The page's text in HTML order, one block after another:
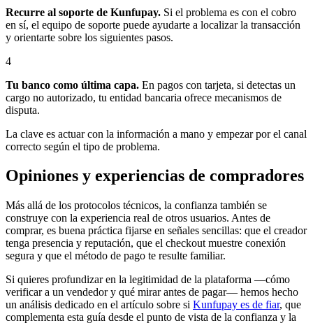
Recurre al soporte de Kunfupay. Si el problema es con el cobro
en sí, el equipo de soporte puede ayudarte a localizar la transacción
y orientarte sobre los siguientes pasos.
4
Tu banco como última capa. En pagos con tarjeta, si detectas un
cargo no autorizado, tu entidad bancaria ofrece mecanismos de
disputa.
La clave es actuar con la información a mano y empezar por el canal
correcto según el tipo de problema.
Opiniones y experiencias de compradores
Más allá de los protocolos técnicos, la confianza también se
construye con la experiencia real de otros usuarios. Antes de
comprar, es buena práctica fijarse en señales sencillas: que el creador
tenga presencia y reputación, que el checkout muestre conexión
segura y que el método de pago te resulte familiar.
Si quieres profundizar en la legitimidad de la plataforma —cómo
verificar a un vendedor y qué mirar antes de pagar— hemos hecho
un análisis dedicado en el artículo sobre si Kunfupay es de fiar, que
complementa esta guía desde el punto de vista de la confianza y la